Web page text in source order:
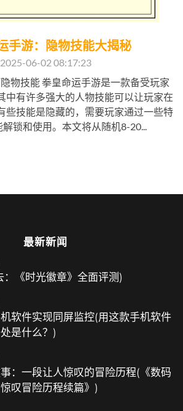
手游：隐物技能大揭秘
2025-06-02 08:17:23
物技能 拳皇命运手游是一款备受玩家
中有许多强大的人物技能可以让玩家在
些技能是隐藏的，需要玩家通过一些特
锁和使用。本文将从随机8-20...
最新新闻
：《时光徽章》全面评测)
软件实现同屏监控(用这款手机软件
是什么？)
：一段让人惊叹的冒险历程(《数码
叹冒险历程续篇》)